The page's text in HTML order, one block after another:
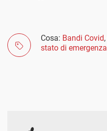
Cosa: Bandi Covid,
stato di emergenza